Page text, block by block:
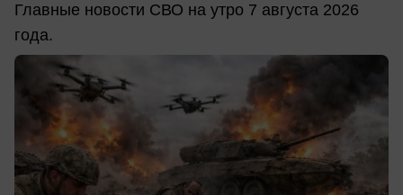
Главные новости СВО на утро 7 августа 2026
года.